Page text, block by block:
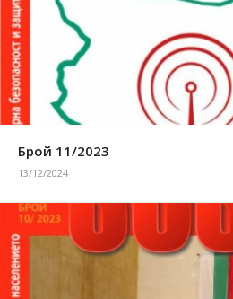
Брой 11/2023
13/12/2024